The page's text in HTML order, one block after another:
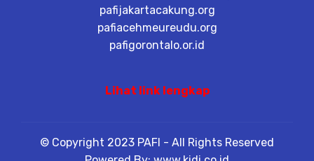
pafijakartacakung.org
pafiacehmeureudu.org
pafigorontalo.or.id
Lihat link lengkap
© Copyright 2023 PAFI - All Rights Reserved